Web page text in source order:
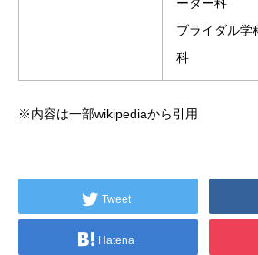
ブライダル学
科
※内容は一部wikipediaから引用
Tweet
Hatena